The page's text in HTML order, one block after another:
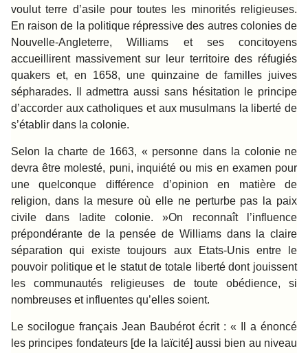
voulut terre d’asile pour toutes les minorités religieuses.
En raison de la politique répressive des autres colonies de
Nouvelle-Angleterre, Williams et ses concitoyens
accueillirent massivement sur leur territoire des réfugiés
quakers et, en 1658, une quinzaine de familles juives
sépharades. Il admettra aussi sans hésitation le principe
d’accorder aux catholiques et aux musulmans la liberté de
s’établir dans la colonie.
Selon la charte de 1663, « personne dans la colonie ne
devra être molesté, puni, inquiété ou mis en examen pour
une quelconque différence d’opinion en matière de
religion, dans la mesure où elle ne perturbe pas la paix
civile dans ladite colonie. »On reconnaît l’influence
prépondérante de la pensée de Williams dans la claire
séparation qui existe toujours aux Etats-Unis entre le
pouvoir politique et le statut de totale liberté dont jouissent
les communautés religieuses de toute obédience, si
nombreuses et influentes qu’elles soient.
Le socilogue français Jean Baubérot écrit : « Il a énoncé
les principes fondateurs [de la laïcité] aussi bien au niveau